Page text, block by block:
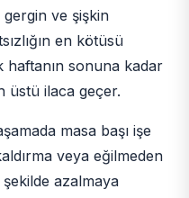
ve şişkin
en kötüsü
haftanın sonuna kadar
üstü ilaca geçer.
masa başı işe
veya eğilmeden
şekilde azalmaya